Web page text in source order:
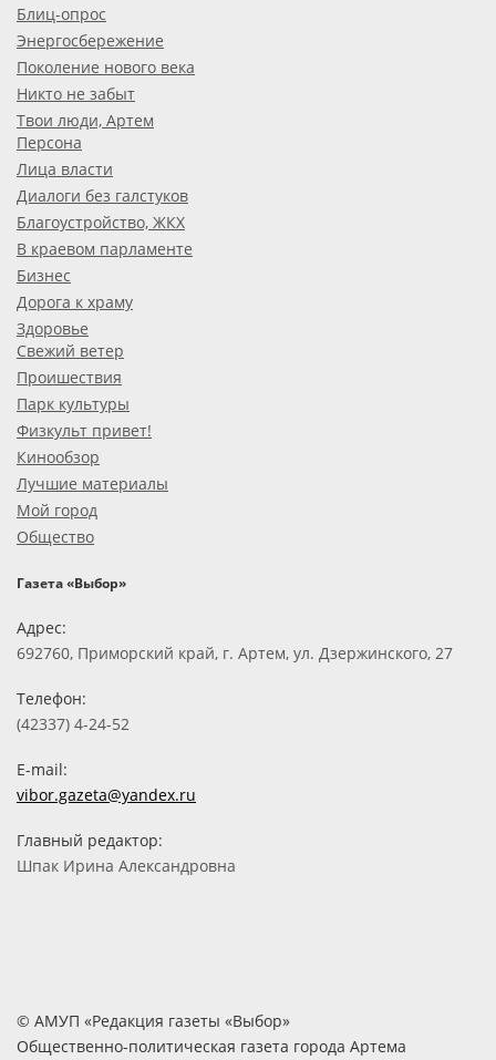
Блиц-опрос
Энергосбережение
Поколение нового века
Никто не забыт
Твои люди, Артем
Персона
Лица власти
Диалоги без галстуков
Благоустройство, ЖКХ
В краевом парламенте
Бизнес
Дорога к храму
Здоровье
Свежий ветер
Проишествия
Парк культуры
Физкульт привет!
Кинообзор
Лучшие материалы
Мой город
Общество
Газета «Выбор»
Адрес:
692760, Приморский край, г. Артем, ул. Дзержинского, 27
Телефон:
(42337) 4-24-52
E-mail:
vibor.gazeta@yandex.ru
Главный редактор:
Шпак Ирина Александровна
© АМУП «Редакция газеты «Выбор»
Общественно-политическая газета города Артема